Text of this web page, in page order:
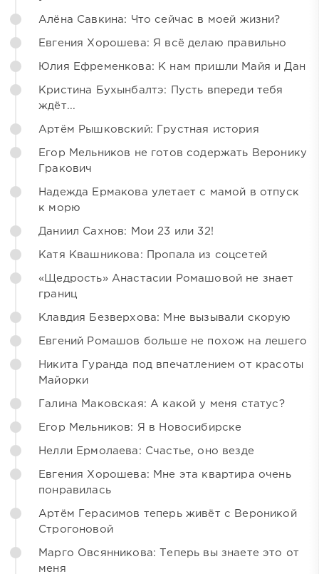
Алёна Савкина: Что сейчас в моей жизни?
Евгения Хорошева: Я всё делаю правильно
Юлия Ефременкова: К нам пришли Майя и Дан
Кристина Бухынбалтэ: Пусть впереди тебя
ждёт...
Артём Рышковский: Грустная история
Егор Мельников не готов содержать Веронику
Гракович
Надежда Ермакова улетает с мамой в отпуск
к морю
Даниил Сахнов: Мои 23 или 32!
Катя Квашникова: Пропала из соцсетей
«Щедрость» Анастасии Ромашовой не знает
границ
Клавдия Безверхова: Мне вызывали скорую
Евгений Ромашов больше не похож на лешего
Никита Гуранда под впечатлением от красоты
Майорки
Галина Маковская: А какой у меня статус?
Егор Мельников: Я в Новосибирске
Нелли Ермолаева: Счастье, оно везде
Евгения Хорошева: Мне эта квартира очень
понравилась
Артём Герасимов теперь живёт с Вероникой
Строгоновой
Марго Овсянникова: Теперь вы знаете это от
меня